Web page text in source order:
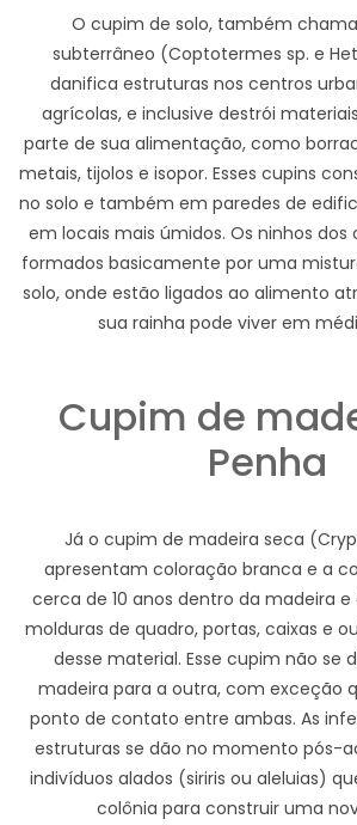
O cupim de solo, também
subterrâneo (Coptotermes sp. e
danifica estruturas nos centros
agrícolas, e inclusive destrói
parte de sua alimentação, como
metais, tijolos e isopor. Esses cupins
no solo e também em paredes de
em locais mais úmidos. Os ninhos dos
formados basicamente por uma
solo, onde estão ligados ao alimento
sua rainha pode viver em
Cupim de
Penha
Já o cupim de madeira seca
apresentam coloração branca e a
cerca de 10 anos dentro da madeira
molduras de quadro, portas, caixas e
desse material. Esse cupim não se
madeira para a outra, com exceção
ponto de contato entre ambas. As
estruturas se dão no momento pós-
indivíduos alados (siriris ou aleluias)
colônia para construir uma